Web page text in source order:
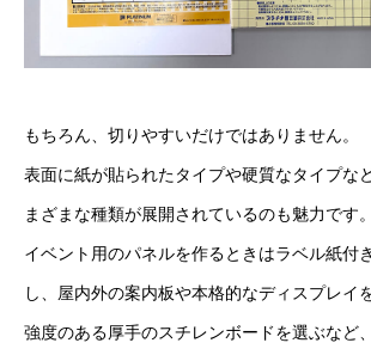
もちろん、切りやすいだけではありません。
表面に紙が貼られたタイプや硬質なタイプな
まざまな種類が展開されているのも魅力です。
イベント用のパネルを作るときはラベル紙付
し、屋内外の案内板や本格的なディスプレイ
強度のある厚手のスチレンボードを選ぶなど